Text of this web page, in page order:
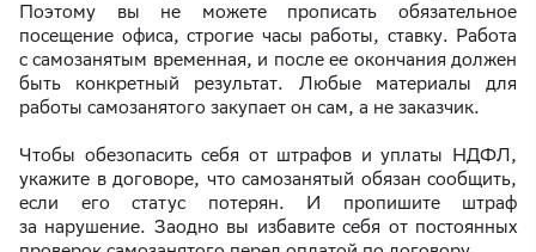
Поэтому вы не можете прописать обязательное
посещение офиса, строгие часы работы, ставку. Работа
с самозанятым временная, и после ее окончания должен
быть конкретный результат. Любые материалы для
работы самозанятого закупает он сам, а не заказчик.
Чтобы обезопасить себя от штрафов и уплаты НДФЛ,
укажите в договоре, что самозанятый обязан сообщить,
если его статус потерян. И пропишите штраф
за нарушение. Заодно вы избавите себя от постоянных